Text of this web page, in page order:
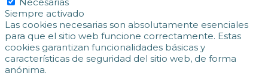
Siempre activado
Las cookies necesarias son absolutamente esenciales
para que el sitio web funcione correctamente. Estas
cookies garantizan funcionalidades básicas y
características de seguridad del sitio web, de forma
anónima.